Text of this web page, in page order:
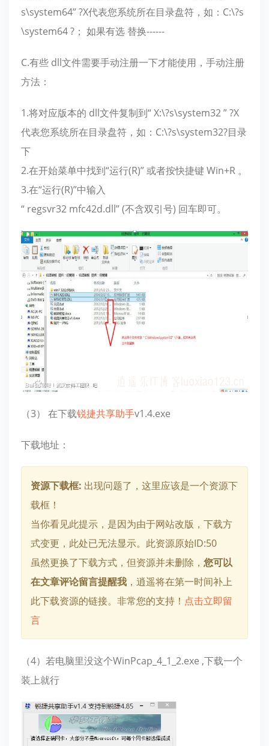
s\system64” ?X代表您系统所在目录盘符，如：C:\?s
\system64 ?； 如果有选 替换------
C.有些 dll文件需要手动注册一下才能使用，手动注册
方法：
1.将对应版本的 dll文件复制到“ X:\?s\system32 ” ?X
代表您系统所在目录盘符，如：C:\?s\system32?目录
下
2.在开始菜单中找到“运行(R)” 或者按快捷键 Win+R 。
3.在“运行(R)”中输入
“ regsvr32 mfc42d.dll” (不含双引号) 回车即可。
（3） 在下载锐捷共享助手v1.4.exe
下载地址：
资源下载框: 出现问题了，这里应该是一个资源下
载框！
当你看见此提示，是因为由于网站改版，下载方
式变更，此处已无法显示。此资源原始ID:50
虽然更换了下载方式，但资源并未删除， 您可以
在文章评论留言提醒我 ，逍遥将在第一时间补上
此下载资源的链接。非常您的支持！ 点击立即留
言
（4）若电脑里没这个WinPcap_4_1_2.exe ,下载一个
装上就行